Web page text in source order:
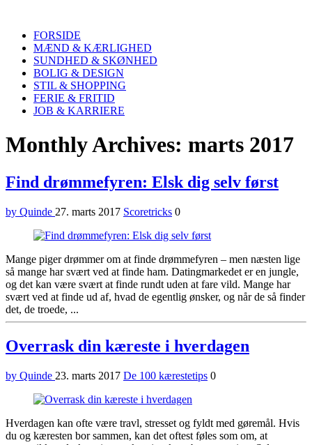
FORSIDE
MÆND & KÆRLIGHED
SUNDHED & SKØNHED
BOLIG & DESIGN
STIL & SHOPPING
FERIE & FRITID
JOB & KARRIERE
Monthly Archives: marts 2017
Find drømmefyren: Elsk dig selv først
by Quinde 27. marts 2017 Scoretricks 0
Mange piger drømmer om at finde drømmefyren – men næsten lige
så mange har svært ved at finde ham. Datingmarkedet er en jungle,
og det kan være svært at finde rundt uden at fare vild. Mange har
svært ved at finde ud af, hvad de egentlig ønsker, og når de så finder
det, de troede, ...
Overrask din kæreste i hverdagen
by Quinde 23. marts 2017 De 100 kærestetips 0
Hverdagen kan ofte være travl, stresset og fyldt med gøremål. Hvis
du og kæresten bor sammen, kan det oftest føles som om, at